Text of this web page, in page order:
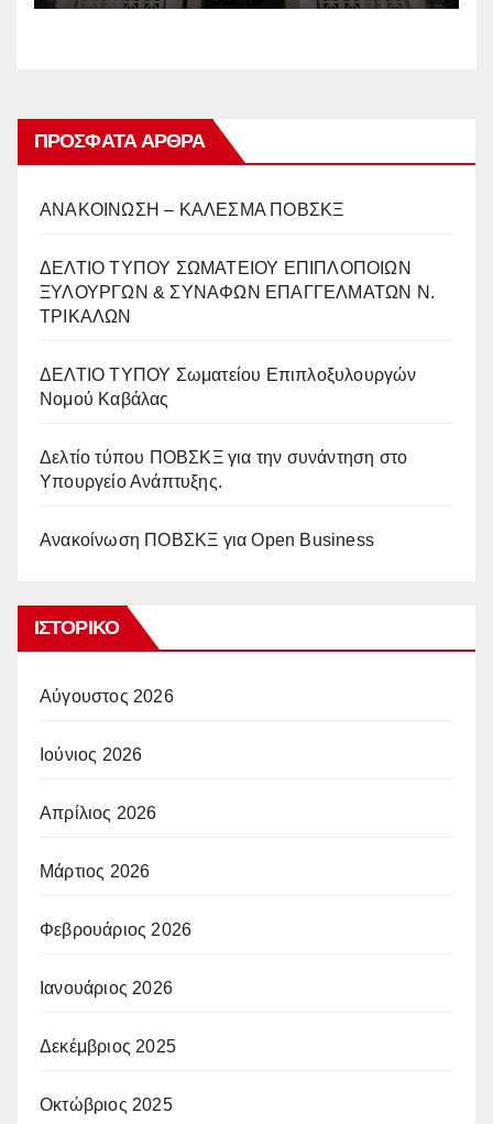
ΠΡΌΣΦΑΤΑ ΆΡΘΡΑ
ΑΝΑΚΟΙΝΩΣΗ – ΚΑΛΕΣΜΑ ΠΟΒΣΚΞ
ΔΕΛΤΙΟ ΤΥΠΟΥ ΣΩΜΑΤΕΙΟΥ ΕΠΙΠΛΟΠΟΙΩΝ
ΞΥΛΟΥΡΓΩΝ & ΣΥΝΑΦΩΝ ΕΠΑΓΓΕΛΜΑΤΩΝ Ν.
ΤΡΙΚΑΛΩΝ
ΔΕΛΤΙΟ ΤΥΠΟΥ Σωματείου Επιπλοξυλουργών
Νομού Καβάλας
Δελτίο τύπου ΠΟΒΣΚΞ για την συνάντηση στο
Υπουργείο Ανάπτυξης.
Ανακοίνωση ΠΟΒΣΚΞ για Open Business
ΙΣΤΟΡΙΚΌ
Αύγουστος 2026
Ιούνιος 2026
Απρίλιος 2026
Μάρτιος 2026
Φεβρουάριος 2026
Ιανουάριος 2026
Δεκέμβριος 2025
Οκτώβριος 2025